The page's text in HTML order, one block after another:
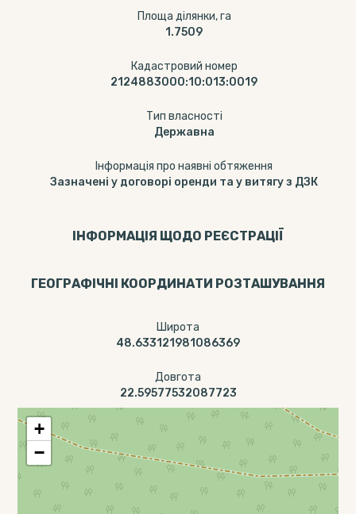
Площа ділянки, га
1.7509
Кадастровий номер
2124883000:10:013:0019
Тип власності
Державна
Інформація про наявні обтяження
Зазначені у договорі оренди та у витягу з ДЗК
ІНФОРМАЦІЯ ЩОДО РЕЄСТРАЦІЇ
ГЕОГРАФІЧНІ КООРДИНАТИ РОЗТАШУВАННЯ
Широта
48.633121981086369
Довгота
22.59577532087723
+
−